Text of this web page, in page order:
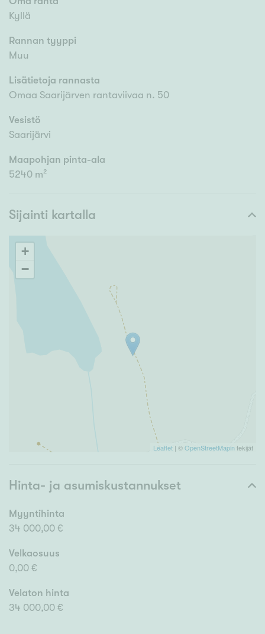
Kyllä
Rannan tyyppi
Muu
Lisätietoja rannasta
Omaa Saarijärven rantaviivaa n. 50
Vesistö
Saarijärvi
Maapohjan pinta-ala
5240 m²
Sijainti kartalla
+
−
Leaflet | ©OpenStreetMapintekijät
Hinta- ja asumiskustannukset
Myyntihinta
34 000,00 €
Velkaosuus
0,00 €
Velaton hinta
34 000,00 €